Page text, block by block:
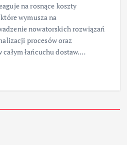
na rosnące koszty
wymusza na
nowatorskich rozwiązań
procesów oraz
całym łańcuchu dostaw.…